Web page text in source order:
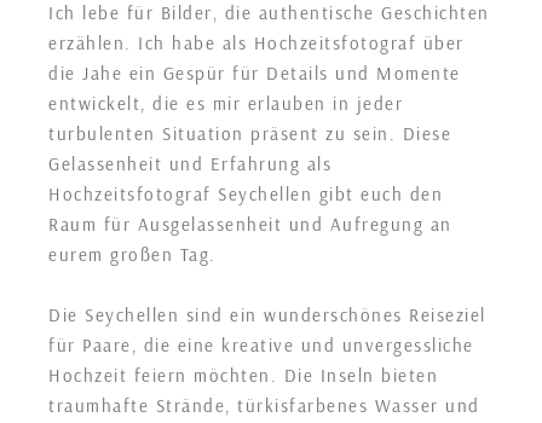
Ich lebe für Bilder, die authentische Geschichten
erzählen. Ich habe als Hochzeitsfotograf über
die Jahe ein Gespür für Details und Momente
entwickelt, die es mir erlauben in jeder
turbulenten Situation präsent zu sein. Diese
Gelassenheit und Erfahrung als
Hochzeitsfotograf Seychellen gibt euch den
Raum für Ausgelassenheit und Aufregung an
eurem großen Tag.
Die Seychellen sind ein wunderschönes Reiseziel
für Paare, die eine kreative und unvergessliche
Hochzeit feiern möchten. Die Inseln bieten
traumhafte Strände, türkisfarbenes Wasser und